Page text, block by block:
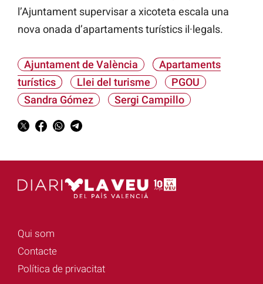
l’Ajuntament supervisar a xicoteta escala una
nova onada d’apartaments turístics il·legals.
Ajuntament de València
Apartaments
turístics
Llei del turisme
PGOU
Sandra Gómez
Sergi Campillo
Qui som
Contacte
Política de privacitat